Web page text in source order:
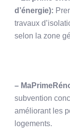
d’énergie):
travaux
selon la zone
–
subvention
améliorant les
logements.